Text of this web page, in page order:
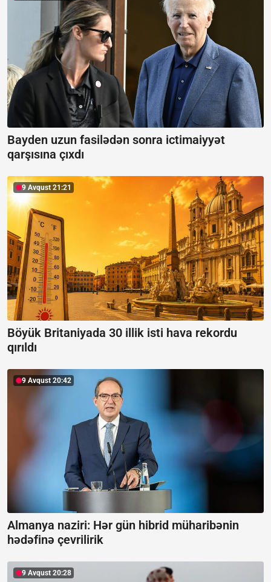
Bayden uzun fasilədən sonra ictimaiyyət
qarşısına çıxdı
9 Avqust 21:21
Böyük Britaniyada 30 illik isti hava rekordu
qırıldı
9 Avqust 20:42
Almanya naziri: Hər gün hibrid müharibənin
hədəfinə çevrilirik
9 Avqust 20:28